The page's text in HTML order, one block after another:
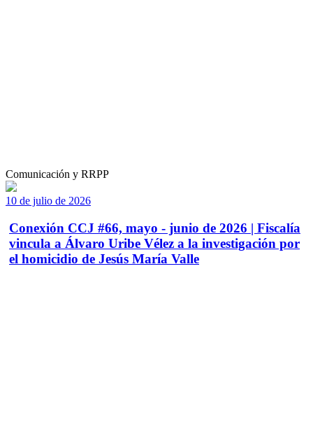
Comunicación y RRPP
10 de julio de 2026
Conexión CCJ #66, mayo - junio de 2026 | Fiscalía
vincula a Álvaro Uribe Vélez a la investigación por
el homicidio de Jesús María Valle